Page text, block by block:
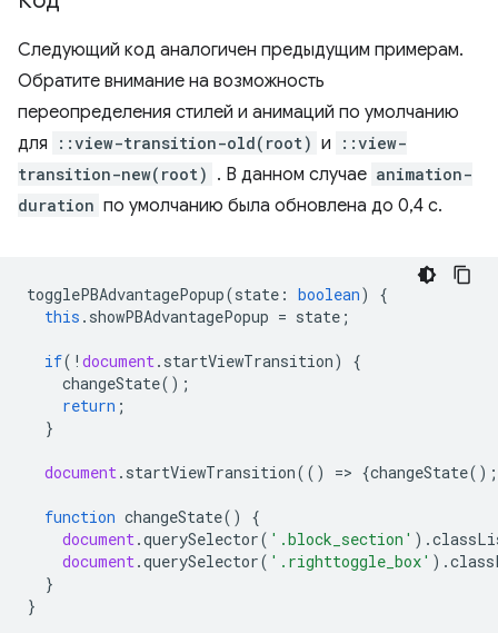
Следующий код аналогичен предыдущим примерам.
Обратите внимание на возможность
переопределения стилей и анимаций по умолчанию
для
::view-transition-old(root) и
::view-
transition-new(root) . В данном случае animation-
duration по умолчанию была обновлена ​​до 0,4 с.
togglePBAdvantagePopup(state : boolean)
{
this . showPBAdvantagePopup = state ;
if( ! document . startViewTransition)
{
changeState();
return ;
}
document . startViewTransition(() => {changeState
function changeState()
{
document .querySelector( '.block_section' ).
document .querySelector( '.righttoggle_box' ).
}
}